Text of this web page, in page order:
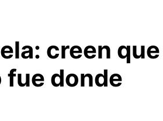
creen que
fue donde